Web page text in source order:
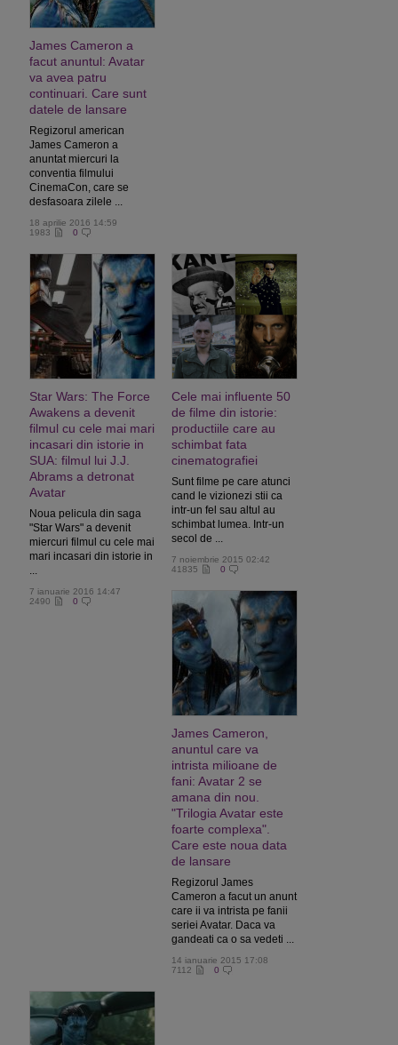
James Cameron a
facut anuntul: Avatar
va avea patru
continuari. Care sunt
datele de lansare
Regizorul american
James Cameron a
anuntat miercuri la
conventia filmului
CinemaCon, care se
desfasoara zilele ...
18 aprilie 2016 14:59
1983
0
Star Wars: The Force
Awakens a devenit
filmul cu cele mai mari
incasari din istorie in
SUA: filmul lui J.J.
Abrams a detronat
Avatar
Noua pelicula din saga
"Star Wars" a devenit
miercuri filmul cu cele mai
mari incasari din istorie in
...
7 ianuarie 2016 14:47
2490
0
Cele mai influente 50
de filme din istorie:
productiile care au
schimbat fata
cinematografiei
Sunt filme pe care atunci
cand le vizionezi stii ca
intr-un fel sau altul au
schimbat lumea. Intr-un
secol de ...
7 noiembrie 2015 02:42
41835
0
James Cameron,
anuntul care va
intrista milioane de
fani: Avatar 2 se
amana din nou.
"Trilogia Avatar este
foarte complexa".
Care este noua data
de lansare
Regizorul James
Cameron a facut un anunt
care ii va intrista pe fanii
seriei Avatar. Daca va
gandeati ca o sa vedeti ...
14 ianuarie 2015 17:08
7112
0